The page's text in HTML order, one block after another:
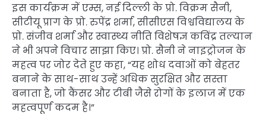
इस कार्यक्रम में एम्स, नई दिल्ली के प्रो. विक्रम सैनी,
सीटीयू प्राग के प्रो. रुपेंद्र शर्मा, सीसीएस विश्वविद्यालय के
प्रो. संजीव शर्मा और स्वास्थ्य नीति विशेषज्ञ कविंद्र तल्यान
ने भी अपने विचार साझा किए। प्रो. सैनी ने नाइट्रोजन के
महत्व पर जोर देते हुए कहा, “यह शोध दवाओं को बेहतर
बनाने के साथ-साथ उन्हें अधिक सुरक्षित और सस्ता
बनाता है, जो कैंसर और टीबी जैसे रोगों के इलाज में एक
महत्वपूर्ण कदम है।”